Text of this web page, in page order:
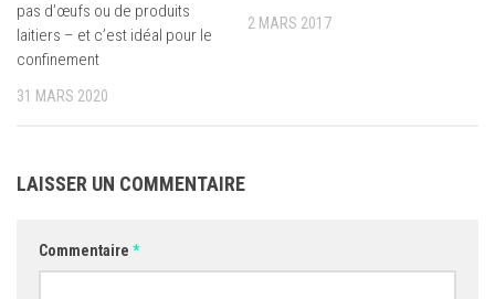
pas d’œufs ou de produits
laitiers – et c’est idéal pour le
confinement
31 MARS 2020
2 MARS 2017
LAISSER UN COMMENTAIRE
Commentaire *